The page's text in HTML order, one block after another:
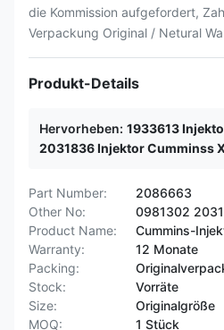
die Kommission aufgefordert,
Verpackung Original / Netural
Produkt-Details
Hervorheben: 1933613
2031836 Injektor Cumminss
Part Number:
2086663
Other No:
0981302
Product Name:
Cummins-
Warranty:
12 Monate
Packing:
Stock:
Vorräte
Size:
Originalgröße
MOQ:
1 Stück